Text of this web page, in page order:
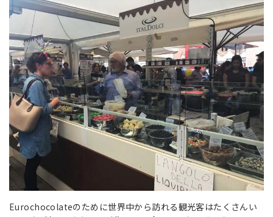
Eurochocolateのために世界中から訪れる観光客はたくさんい